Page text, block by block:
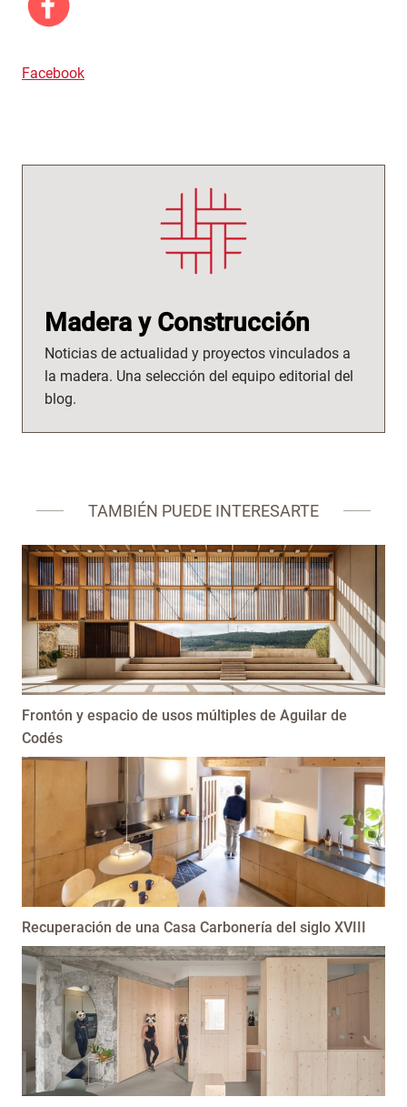
Facebook
Madera y Construcción
Noticias de actualidad y proyectos vinculados a
la madera. Una selección del equipo editorial del
blog.
TAMBIÉN PUEDE INTERESARTE
Frontón y espacio de usos múltiples de Aguilar de
Codés
Recuperación de una Casa Carbonería del siglo XVIII